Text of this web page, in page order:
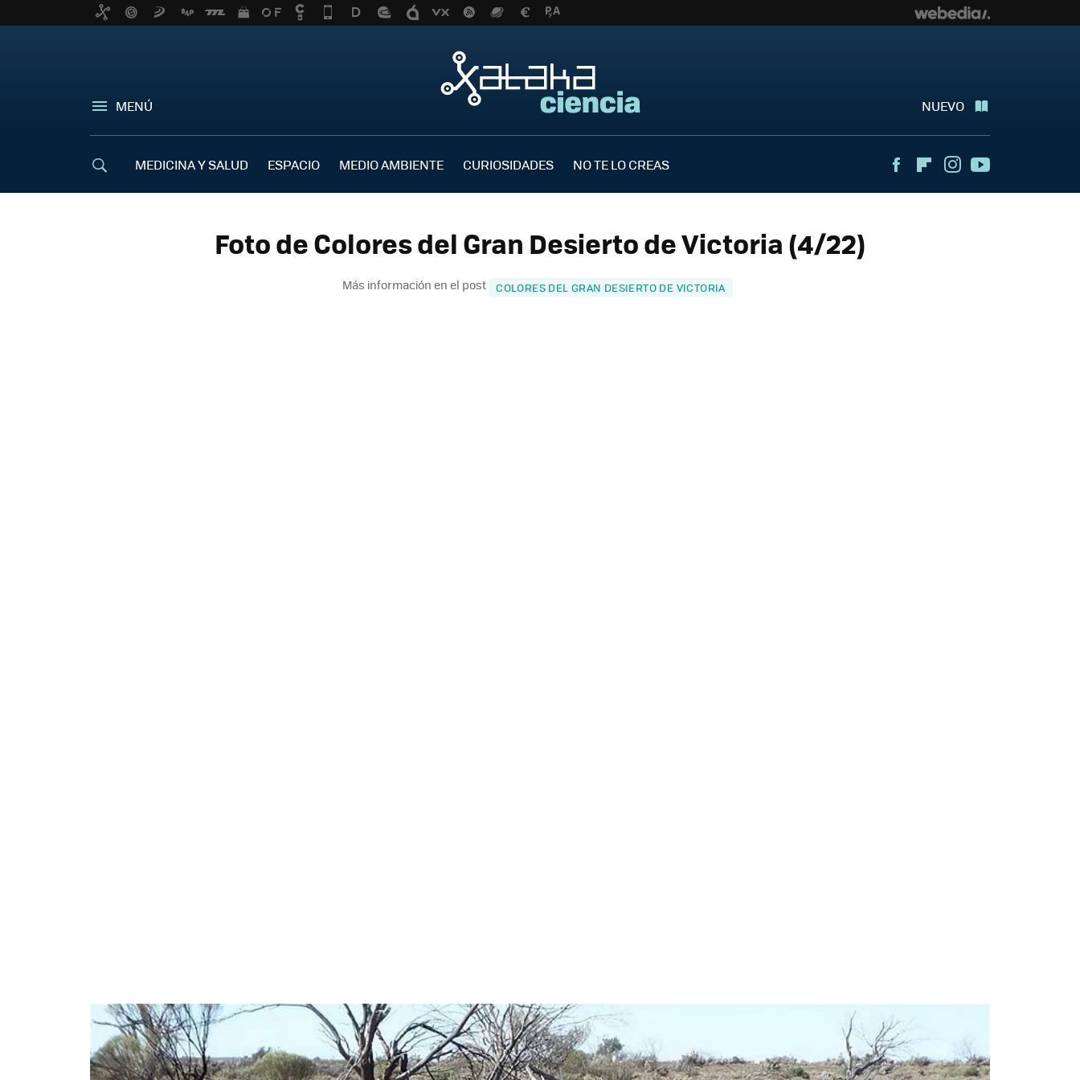
MENÚ NUEVO
MEDICINA Y SALUD ESPACIO MEDIO AMBIENTE CURIOSIDADES NO TE LO CREAS FacebookFlipboardInstagram
Foto de Colores del Gran Desierto de Victoria (4/22)
Más información en el post COLORES DEL GRAN DESIERTO DE VICTORIA